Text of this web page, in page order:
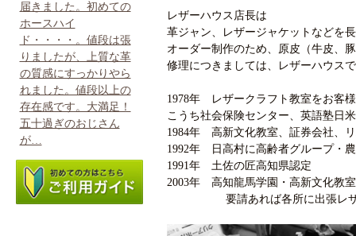
届きました。初めての
ホースハイ
ド・・・・。値段は張
りましたが、上質な革
の質感にすっかりやら
れました。値段以上の
存在感です。大満足！
五十過ぎのおじさん
が…
レザーハウス店長は
革ジャン、レザージャケットなどを
オーダー制作のため、原皮（牛皮、
修理につきましては、レザーハウス
1978年 レザークラフト教室をお客
こうち社会保険センター、英語塾
1984年 高新文化教室、証券会社、
1992年 日高村に高齢者グループ・
1991年 土佐の匠高知県認定
2003年 高知龍馬学園・高新文化教
要請あれば各所に出張レザー